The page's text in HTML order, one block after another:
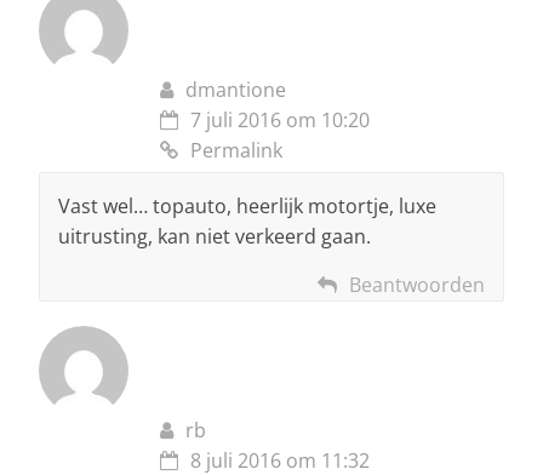
dmantione
7 juli 2016 om 10:20
Permalink
Vast wel… topauto, heerlijk motortje, luxe
uitrusting, kan niet verkeerd gaan.
Beantwoorden
rb
8 juli 2016 om 11:32